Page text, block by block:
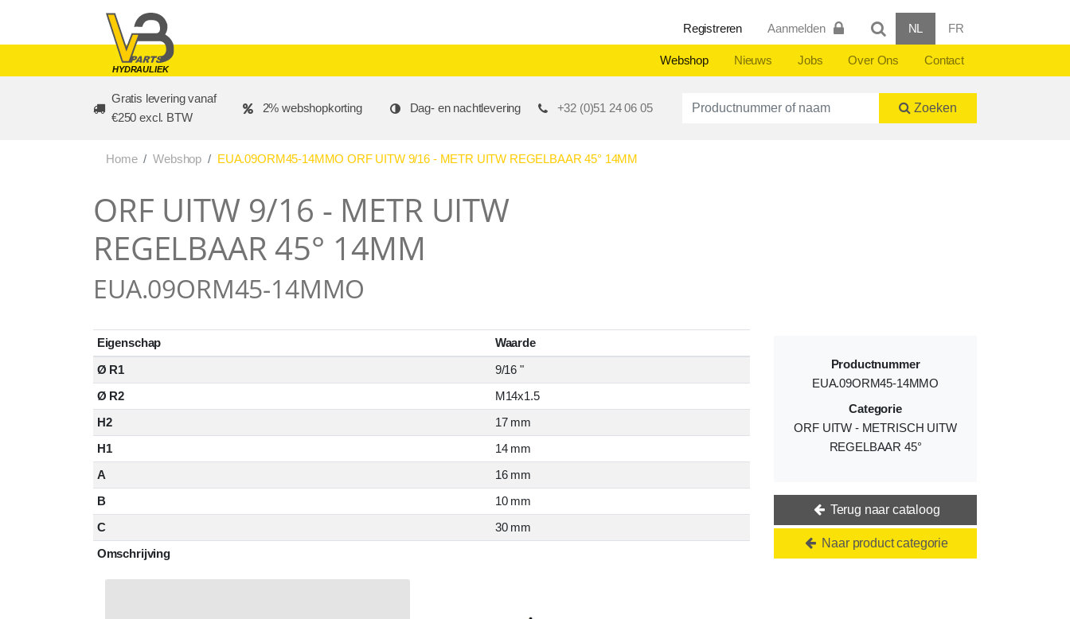
HYDRAULIEK
Registreren Aanmelden NL FR
Webshop Nieuws Jobs Over Ons Contact
Gratis levering vanaf
€250 excl. BTW
2% webshopkorting Dag- en nachtlevering +32 (0)51 24 06 05 Productnummer of naam Zoeken
Home Webshop EUA.09ORM45-14MMO ORF UITW 9/16 - METR UITW REGELBAAR 45° 14MM
ORF UITW 9/16 - METR UITW
REGELBAAR 45° 14MM
EUA.09ORM45-14MMO
Eigenschap
Waarde
Ø R1
9/16 "
Ø R2
M14x1.5
H2
17 mm
H1
14 mm
A
16 mm
B
10 mm
C
30 mm
Omschrijving
Productnummer
EUA.09ORM45-14MMO
Categorie
ORF UITW - METRISCH UITW
REGELBAAR 45°
Terug naar cataloog
Naar product categorie